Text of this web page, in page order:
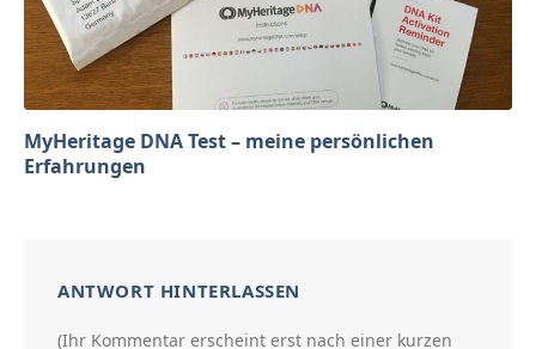
MyHeritage DNA Test – meine persönlichen
Erfahrungen
ANTWORT HINTERLASSEN
(Ihr Kommentar erscheint erst nach einer kurzen